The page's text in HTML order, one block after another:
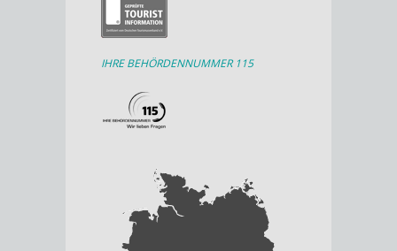
IHRE BEHÖRDENNUMMER 115